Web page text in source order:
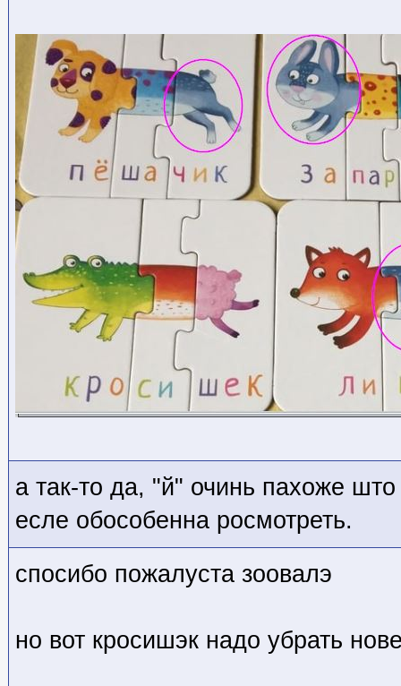
а так-то да, "й" очинь пахоже
есле обособенна росмотреть.
спосибо пожалуста зоовалэ
но вот кросишэк надо убрать